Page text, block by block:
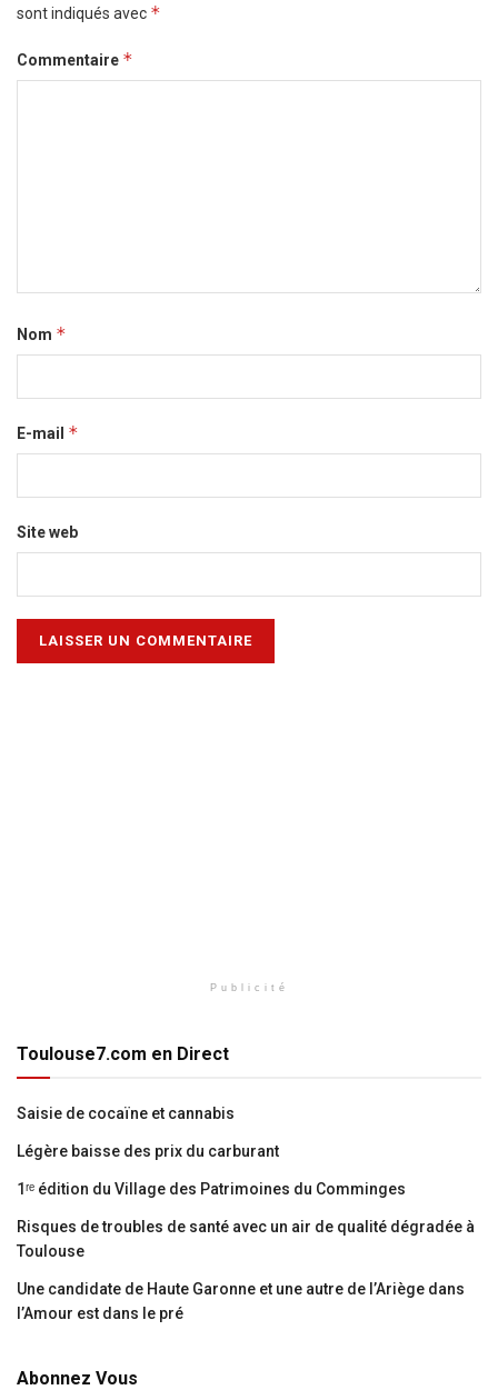
sont indiqués avec *
Commentaire *
Nom *
E-mail *
Site web
Publicité
Toulouse7.com en Direct
Saisie de cocaïne et cannabis
Légère baisse des prix du carburant
1ʳᵉ édition du Village des Patrimoines du Comminges
Risques de troubles de santé avec un air de qualité dégradée à
Toulouse
Une candidate de Haute Garonne et une autre de l’Ariège dans
l’Amour est dans le pré
Abonnez Vous